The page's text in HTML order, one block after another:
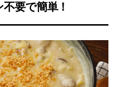
要で簡単！